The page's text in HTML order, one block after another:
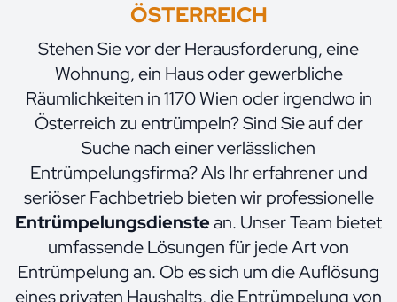
ÖSTERREICH
Stehen Sie vor der Herausforderung, eine
Wohnung, ein Haus oder gewerbliche
Räumlichkeiten in 1170 Wien oder irgendwo in
Österreich zu entrümpeln? Sind Sie auf der
Suche nach einer verlässlichen
Entrümpelungsfirma? Als Ihr erfahrener und
seriöser Fachbetrieb bieten wir professionelle
Entrümpelungsdienstean. Unser Team bietet
umfassende Lösungen für jede Art von
Entrümpelungan. Ob es sich um die Auflösung
eines privaten Haushalts, die Entrümpelung von